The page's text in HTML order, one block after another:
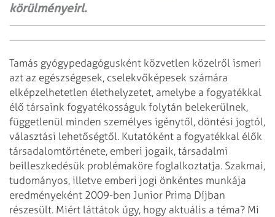
körülményeirl.
Tamás gyógypedagógusként közvetlen közelről ismeri
azt az egészségesek, cselekvőképesek számára
elképzelhetetlen élethelyzetet, amelybe a fogyatékkal
élő társaink fogyatékosságuk folytán belekerülnek,
függetlenül minden személyes igénytől, döntési jogtól,
választási lehetőségtől. Kutatóként a fogyatékkal élők
társadalomtörténete, emberi jogaik, társadalmi
beilleszkedésük problémaköre foglalkoztatja. Szakmai,
tudományos, illetve emberi jogi önkéntes munkája
eredményeként 2009-ben Junior Prima Díjban
részesült. Miért láttátok úgy, hogy aktuális a téma? Mi